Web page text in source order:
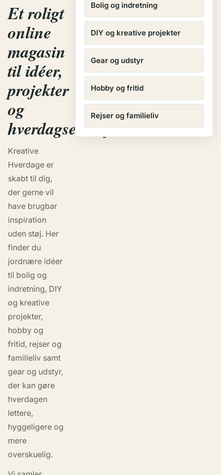
Et roligt
online
magasin
til idéer,
projekter
og
hverdagseventyr
Kreative
Hverdage er
skabt til dig,
der gerne vil
have brugbar
inspiration
uden støj. Her
finder du
jordnære idéer
til bolig og
indretning, DIY
og kreative
projekter,
hobby og
fritid, rejser og
familieliv samt
gear og udstyr,
der kan gøre
hverdagen
lettere,
hyggeligere og
mere
overskuelig.
Bolig og indretning
DIY og kreative projekter
Gear og udstyr
Hobby og fritid
Rejser og familieliv